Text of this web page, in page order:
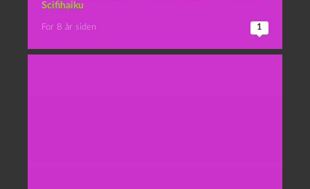
Scifihaiku
For 8 år siden 1